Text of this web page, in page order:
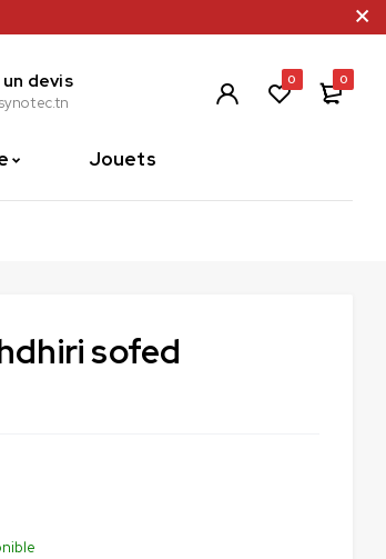
devis 0 0
Jouets
sofed